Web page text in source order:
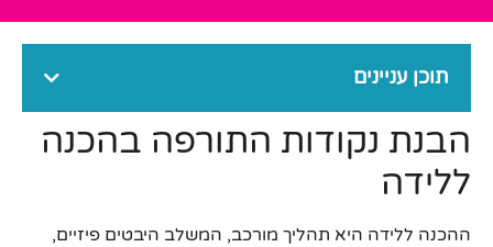
תוכן עניינים
הבנת נקודות התורפה בהכנה
ללידה
ההכנה ללידה היא תהליך מורכב, המשלב היבטים פיזיים,